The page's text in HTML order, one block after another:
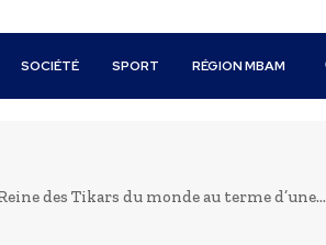
SOCIÉTÉ SPORT RÉGION MBAM
des Tikars du monde au terme d’une...